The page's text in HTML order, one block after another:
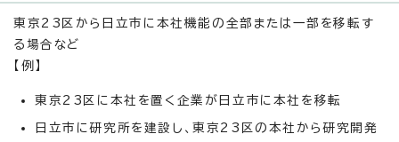
東京23区から日立市に本社機能の全部または一部を移転す
る場合など
【例】
東京23区に本社を置く企業が日立市に本社を移転
日立市に研究所を建設し、東京23区の本社から研究開発